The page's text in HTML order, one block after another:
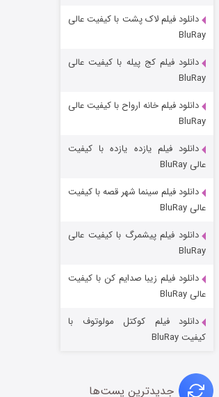
خاندان اژدها فصل ۳
جادوگری در مغولستان
دانلود فیلم لاک پشت با کیفیت عالی
BluRay
دانلود فیلم کج‌ پیله با کیفیت عالی
BluRay
دانلود فیلم خانه ارواح با کیفیت عالی
BluRay
دانلود فیلم یازده یازده با کیفیت
عالی BluRay
دانلود فیلم سینما شهر قصه با کیفیت
عالی BluRay
دانلود فیلم پیشمرگ با کیفیت عالی
BluRay
دانلود فیلم زیبا صدایم کن با کیفیت
عالی BluRay
دانلود فیلم کوکتل مولوتوف با
کیفیت BluRay
جدیدترین پست‌ها